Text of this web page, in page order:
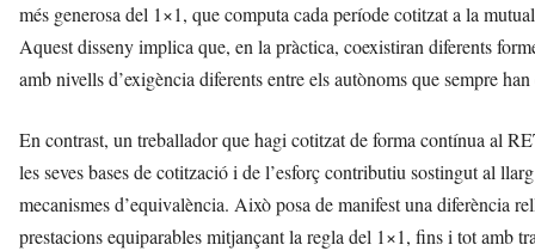
més generosa del 1×1, que computa cada període cotitzat a la
Aquest disseny implica que, en la pràctica, coexistiran diferents
amb nivells d’exigència diferents entre els autònoms que sempre
En contrast, un treballador que hagi cotitzat de forma contínua al
les seves bases de cotització i de l’esforç contributiu sostingut al
mecanismes d’equivalència. Això posa de manifest una diferència
prestacions equiparables mitjançant la regla del 1×1, fins i tot amb